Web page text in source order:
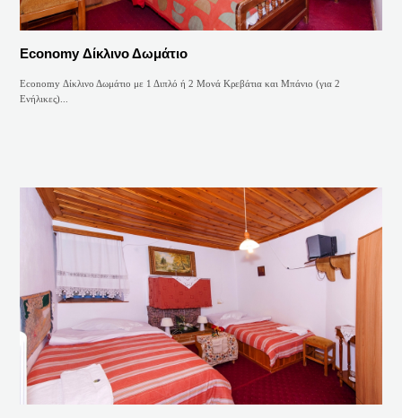
Economy Δίκλινο Δωμάτιο
Economy Δίκλινο Δωμάτιο με 1 Διπλό ή 2 Μονά Κρεβάτια και Μπάνιο (για 2
Ενήλικες)...